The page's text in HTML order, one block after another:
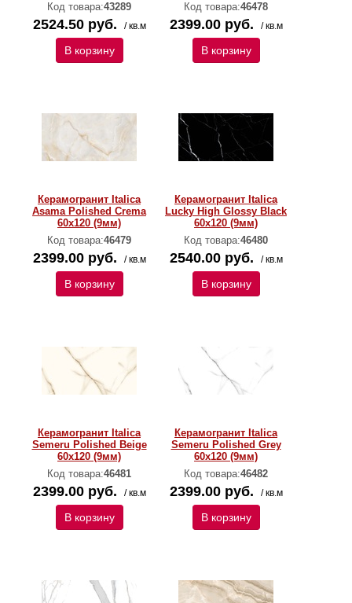
Код товара:43289
2524.50 руб. / кв.м
В корзину
Код товара:46478
2399.00 руб. / кв.м
В корзину
Керамогранит Italica
Asama Polished Crema
60х120 (9мм)
Код товара:46479
2399.00 руб. / кв.м
В корзину
Керамогранит Italica
Lucky High Glossy Black
60х120 (9мм)
Код товара:46480
2540.00 руб. / кв.м
В корзину
Керамогранит Italica
Semeru Polished Beige
60х120 (9мм)
Код товара:46481
2399.00 руб. / кв.м
В корзину
Керамогранит Italica
Semeru Polished Grey
60х120 (9мм)
Код товара:46482
2399.00 руб. / кв.м
В корзину